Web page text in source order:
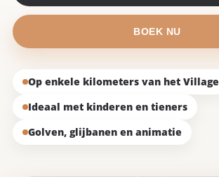
BOEK NU
Op enkele kilometers van het Village
Ideaal met kinderen en tieners
Golven, glijbanen en animatie